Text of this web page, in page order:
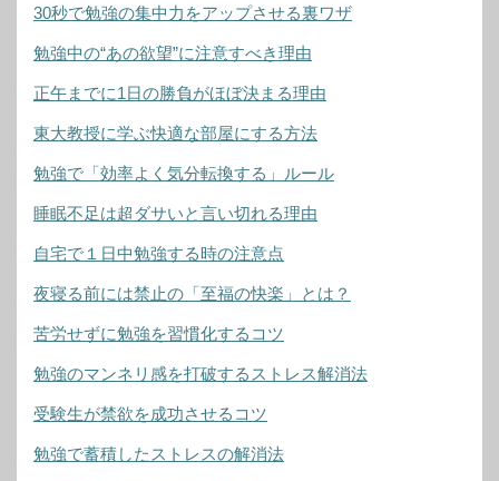
30秒で勉強の集中力をアップさせる裏ワザ
勉強中の“あの欲望”に注意すべき理由
正午までに1日の勝負がほぼ決まる理由
東大教授に学ぶ快適な部屋にする方法
勉強で「効率よく気分転換する」ルール
睡眠不足は超ダサいと言い切れる理由
自宅で１日中勉強する時の注意点
夜寝る前には禁止の「至福の快楽」とは？
苦労せずに勉強を習慣化するコツ
勉強のマンネリ感を打破するストレス解消法
受験生が禁欲を成功させるコツ
勉強で蓄積したストレスの解消法